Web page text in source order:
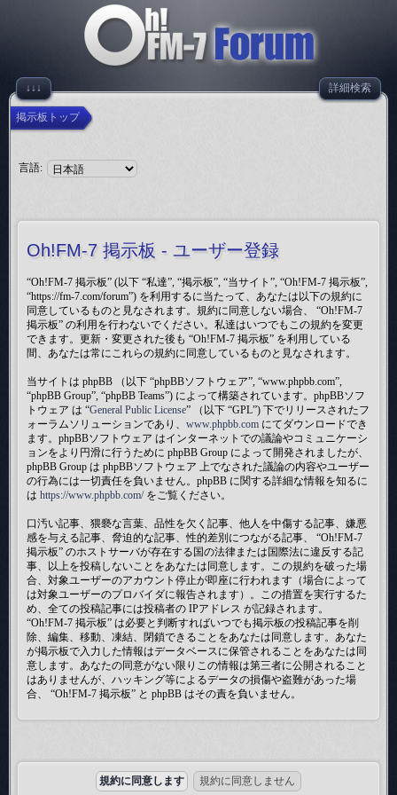
↓↓↓ 詳細検索
掲示板トップ
言語:
Oh!FM-7 掲示板 - ユーザー登録
“Oh!FM-7 掲示板” (以下 “私達”, “掲示板”, “当サイト”, “Oh!FM-7 掲示板”,
“https://fm-7.com/forum”) を利用するに当たって、あなたは以下の規約に
同意しているものと見なされます。規約に同意しない場合、 “Oh!FM-7
掲示板” の利用を行わないでください。私達はいつでもこの規約を変更
できます。更新・変更された後も “Oh!FM-7 掲示板” を利用している
間、あなたは常にこれらの規約に同意しているものと見なされます。
当サイトは phpBB （以下 “phpBBソフトウェア”, “www.phpbb.com”,
“phpBB Group”, “phpBB Teams”) によって構築されています。phpBBソフ
トウェア は “General Public License” （以下 “GPL”) 下でリリースされたフ
ォーラムソリューションであり、 www.phpbb.com にてダウンロードでき
ます。phpBBソフトウェア はインターネットでの議論やコミュニケーシ
ョンをより円滑に行うために phpBB Group によって開発されましたが、
phpBB Group は phpBBソフトウェア 上でなされた議論の内容やユーザー
の行為には一切責任を負いません。phpBB に関する詳細な情報を知るに
は https://www.phpbb.com/をご覧ください。
口汚い記事、猥褻な言葉、品性を欠く記事、他人を中傷する記事、嫌悪
感を与える記事、脅迫的な記事、性的差別につながる記事、 “Oh!FM-7
掲示板” のホストサーバが存在する国の法律または国際法に違反する記
事、以上を投稿しないことをあなたは同意します。この規約を破った場
合、対象ユーザーのアカウント停止が即座に行われます（場合によって
は対象ユーザーのプロバイダに報告されます）。この措置を実行するた
め、全ての投稿記事には投稿者の IPアドレス が記録されます。
“Oh!FM-7 掲示板” は必要と判断すればいつでも掲示板の投稿記事を削
除、編集、移動、凍結、閉鎖できることをあなたは同意します。あなた
が掲示板で入力した情報はデータベースに保管されることをあなたは同
意します。あなたの同意がない限りこの情報は第三者に公開されること
はありませんが、ハッキング等によるデータの損傷や盗難があった場
合、 “Oh!FM-7 掲示板” と phpBB はその責を負いません。